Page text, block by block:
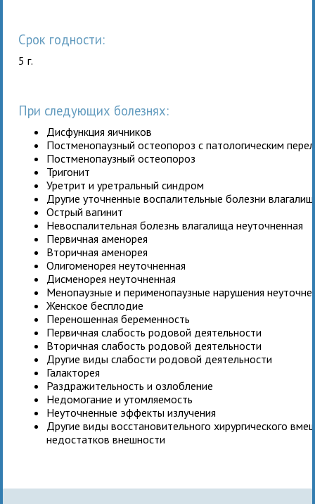
Срок годности:
5 г.
При следующих болезнях:
Дисфункция яичников
Постменопаузный остеопороз с патологическим
Постменопаузный остеопороз
Тригонит
Уретрит и уретральный синдром
Другие уточненные воспалительные болезни
Острый вагинит
Невоспалительная болезнь влагалища неуточненная
Первичная аменорея
Вторичная аменорея
Олигоменорея неуточненная
Дисменорея неуточненная
Менопаузные и перименопаузные нарушения
Женское бесплодие
Переношенная беременность
Первичная слабость родовой деятельности
Вторичная слабость родовой деятельности
Другие виды слабости родовой деятельности
Галакторея
Раздражительность и озлобление
Недомогание и утомляемость
Неуточненные эффекты излучения
Другие виды восстановительного хирургического
недостатков внешности